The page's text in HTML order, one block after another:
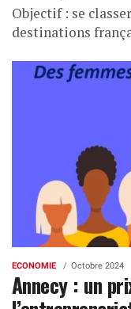
Objectif : se
destinations
ECONOMIE Octobre 2024
Annecy : un